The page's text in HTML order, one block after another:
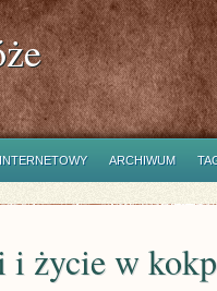
ARCHIWUM
i życie w